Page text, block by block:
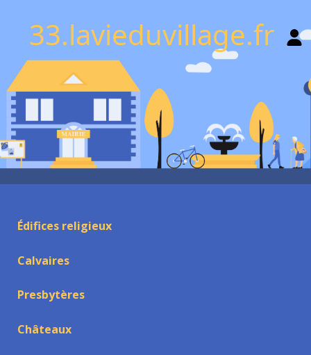
33.lavieduvillage.fr
Édifices religieux
Calvaires
Presbytères
Châteaux